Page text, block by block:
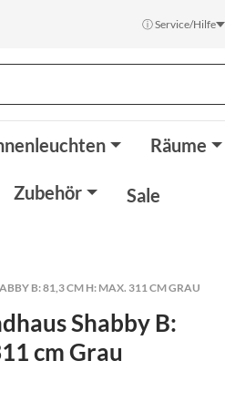
ⓘ Service/Hilfe
Räume
Zubehör Sale
B: 81,3 CM H: MAX. 311 CM GRAU
Shabby B:
cm Grau